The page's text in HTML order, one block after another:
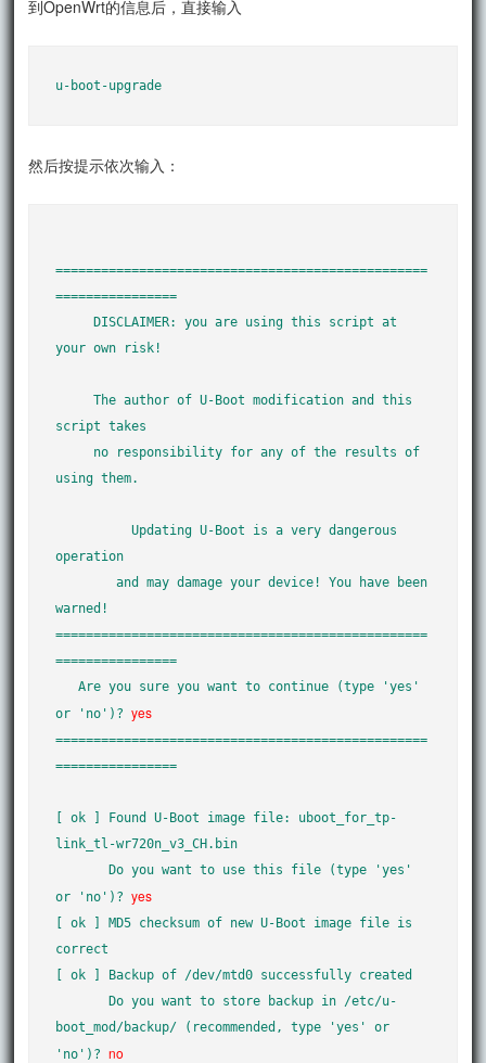
到OpenWrt的信息后，直接输入
u-boot-upgrade
然后按提示依次输入：
=================================================
================
     DISCLAIMER: you are using this script at
your own risk!
     The author of U-Boot modification and this
script takes
using them.
          Updating U-Boot is a very dangerous
operation
        and may damage your device! You have been
warned!
=================================================
================
   Are you sure you want to continue (type 'yes'
or 'no')? yes
=================================================
================
[ ok ] Found U-Boot image file: uboot_for_tp-
link_tl-wr720n_v3_CH.bin
       Do you want to use this file (type 'yes'
or 'no')? yes
[ ok ] MD5 checksum of new U-Boot image file is
correct
[ ok ] Backup of /dev/mtd0 successfully created
       Do you want to store backup in /etc/u-
boot_mod/backup/ (recommended, type 'yes' or
'no')? no